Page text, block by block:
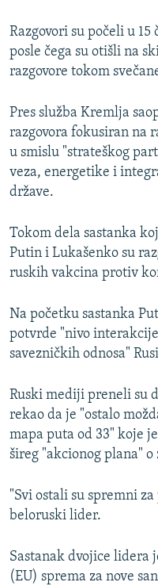
Razgovori su počeli u
posle čega su otišli na
razgovore tokom
Pres služba Kremlja
razgovora fokusiran na
u smislu "strateškog
veza, energetike i
države.
Tokom dela sastanka
Putin i Lukašenko su
ruskih vakcina protiv
Na početku sastanka
potvrde "nivo
savezničkih odnosa"
Ruski mediji preneli su
rekao da je "ostalo
mapa puta od 33" koje
šireg "akcionog plana"
"Svi ostali su spremni
beloruski lider.
Sastanak dvojice lidera
(EU) sprema za nove